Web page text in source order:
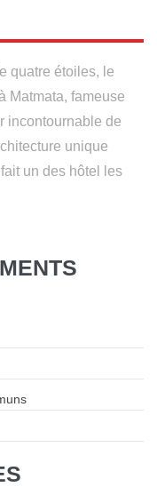
quatre étoiles, le
Matmata, fameuse
incontournable de
unique
un des hôtel les